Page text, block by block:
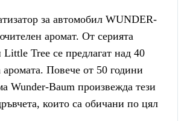
за автомобил WUNDER-
аромат. От серията
Little Tree се предлагат над 40
Повече от 50 години
Wunder-Baum произвежда тези
които са обичани по цял